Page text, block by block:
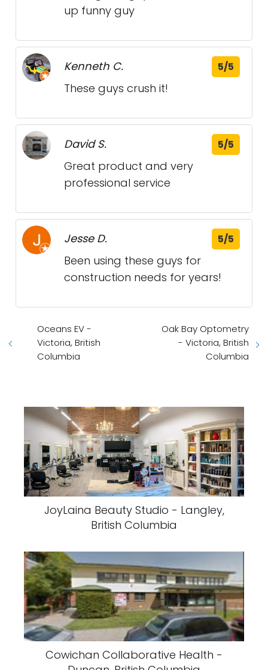
up funny guy
Kenneth C. 5/5
These guys crush it!
David S. 5/5
Great product and very
professional service
Jesse D. 5/5
Been using these guys for
construction needs for years!
Oceans EV -
Victoria, British
Columbia
Oak Bay Optometry
- Victoria, British
Columbia
JoyLaina Beauty Studio - Langley,
British Columbia
Cowichan Collaborative Health -